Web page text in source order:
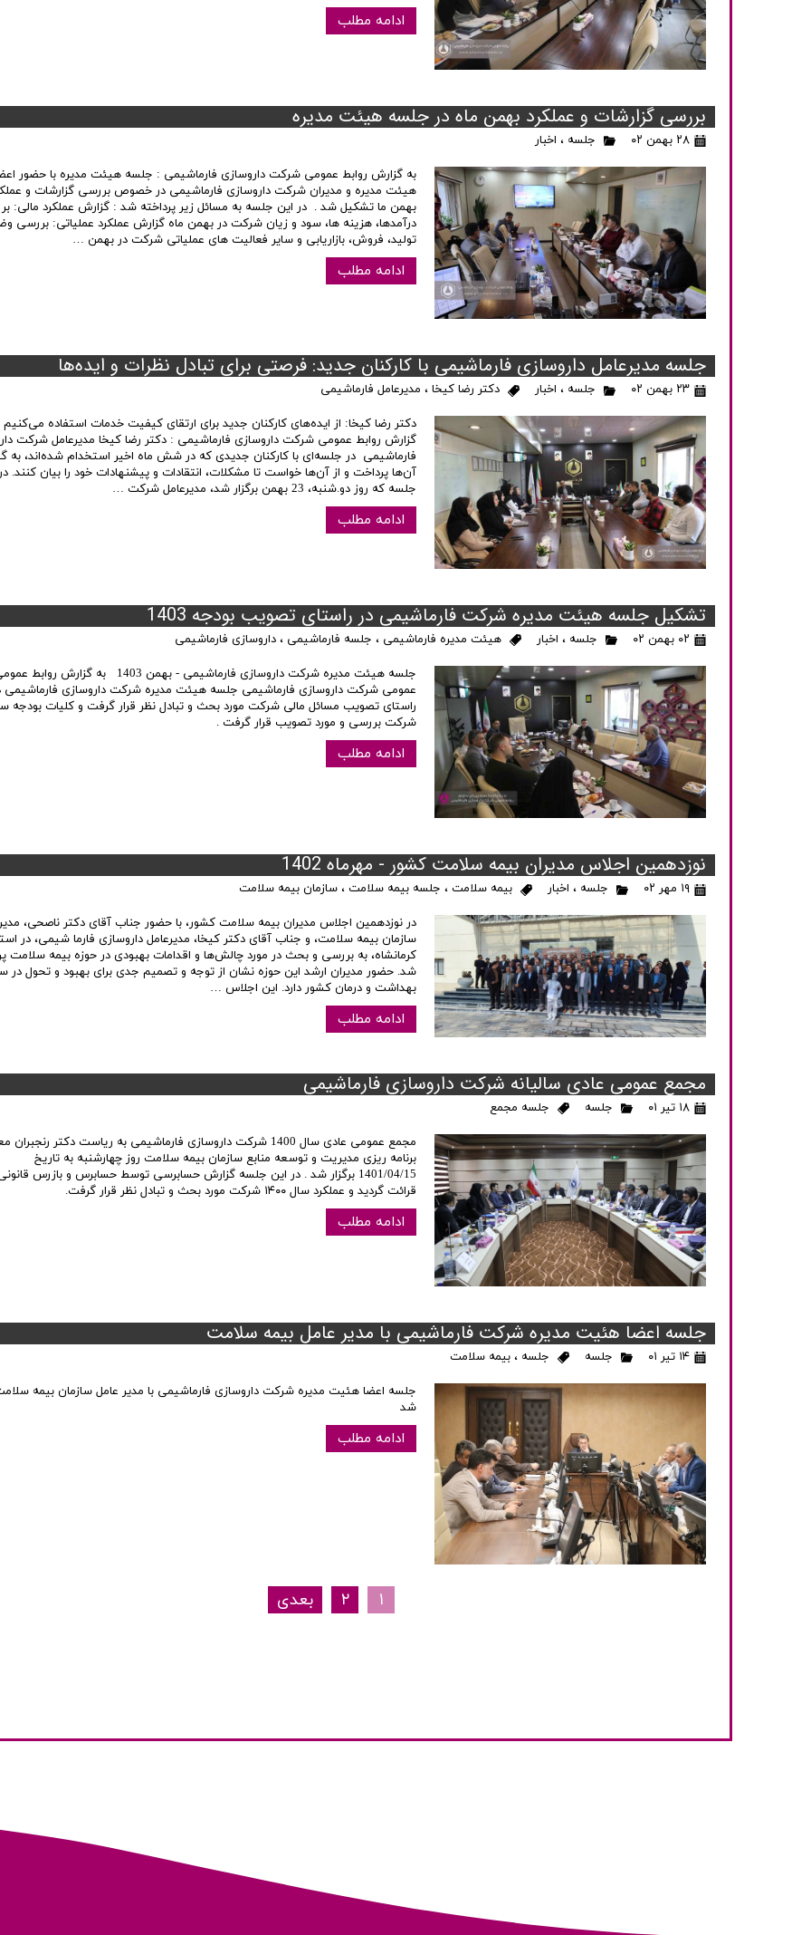
ادامه مطلب
بررسی گزارشات و عملکرد بهمن ماه در جلسه هیئت مدیره
۲۸ بهمن ۰۲ جلسه ، اخبار
به گزارش روابط عمومی شرکت داروسازی فارماشیمی : جلسه هیئت مدیره با حضور
هیئت مدیره و مدیران شرکت داروسازی فارماشیمی در خصوص بررسی گزارشات و
بهمن ما تشکیل شد . در این جلسه به مسائل زیر پرداخته شد : گزارش عملکرد مالی:
درآمدها، هزینه ها، سود و زیان شرکت در بهمن ماه گزارش عملکرد عملیاتی: بررسی
تولید، فروش، بازاریابی و سایر فعالیت های عملیاتی شرکت در بهمن …
ادامه مطلب
جلسه مدیرعامل داروسازی فارماشیمی با کارکنان جدید: فرصتی برای تبادل نظرات و ایده‌ها
۲۳ بهمن ۰۲ جلسه ، اخبار دکتر رضا کیخا ، مدیرعامل فارماشیمی
دکتر رضا کیخا: از ایده‌های کارکنان جدید برای ارتقای کیفیت خدمات استفاده
گزارش روابط عمومی شرکت داروسازی فارماشیمی : دکتر رضا کیخا مدیرعامل شرکت
فارماشیمی در جلسه‌ای با کارکنان جدیدی که در شش ماه اخیر استخدام شده‌اند، به
آن‌ها پرداخت و از آن‌ها خواست تا مشکلات، انتقادات و پیشنهادات خود را بیان کنند.
جلسه که روز دو.شنبه، 23 بهمن برگزار شد، مدیرعامل شرکت …
ادامه مطلب
تشکیل جلسه هیئت مدیره شرکت فارماشیمی در راستای تصویب بودجه 1403
۰۲ بهمن ۰۲ جلسه ، اخبار هیئت مدیره فارماشیمی ، جلسه فارماشیمی ،داروسازی فارماشیمی
جلسه هیئت مدیره شرکت داروسازی فارماشیمی - بهمن 1403 به گزارش روابط
عمومی شرکت داروسازی فارماشیمی جلسه هیئت مدیره شرکت داروسازی فارماشیمی
شرکت بررسی و مورد تصویب قرار گرفت .
ادامه مطلب
نوزدهمین اجلاس مدیران بیمه سلامت کشور - مهرماه 1402
۱۹ مهر ۰۲ جلسه ، اخبار بیمه سلامت ، جلسه بیمه سلامت ،سازمان بیمه سلامت
در نوزدهمین اجلاس مدیران بیمه سلامت کشور، با حضور جناب آقای دکتر ناصحی،
سازمان بیمه سلامت، و جناب آقای دکتر کیخا، مدیرعامل داروسازی فارما شیمی، در
کرمانشاه، به بررسی و بحث در مورد چالش‌ها و اقدامات بهبودی در حوزه بیمه سلامت
شد. حضور مدیران ارشد این حوزه نشان از توجه و تصمیم جدی برای بهبود و تحول در
بهداشت و درمان کشور دارد. این اجلاس …
ادامه مطلب
مجمع عمومی عادی سالیانه شرکت داروسازی فارماشیمی
۱۸ تیر ۰۱ جلسه جلسه مجمع
مجمع عمومی عادی سال 1400 شرکت داروسازی فارماشیمی به ریاست دکتر
برنامه ریزی مدیریت و توسعه منابع سازمان بیمه سلامت روز چهارشنبه به تاریخ
1401/04/15 برگزار شد . در این جلسه گزارش حسابرسی توسط حسابرس و بازرس
قرائت گردید و عملکرد سال ۱۴۰۰ شرکت مورد بحث و تبادل نظر قرار گرفت.
ادامه مطلب
جلسه اعضا هئیت مدیره شرکت فارماشیمی با مدیر عامل بیمه سلامت
۱۴ تیر ۰۱ جلسه جلسه ،بیمه سلامت
جلسه اعضا هئیت مدیره شرکت داروسازی فارماشیمی با مدیر عامل سازمان بیمه سلامت
شد
ادامه مطلب
۱ ۲ بعدی